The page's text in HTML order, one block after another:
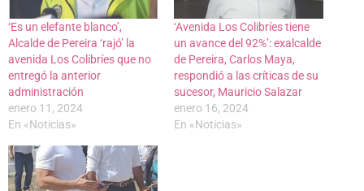
‘Es un elefante blanco’,
Alcalde de Pereira ‘rajó’ la
avenida Los Colibríes que no
entregó la anterior
administración
enero 11, 2024
En «Noticias»
‘Avenida Los Colibríes tiene
un avance del 92%’: exalcalde
de Pereira, Carlos Maya,
respondió a las críticas de su
sucesor, Mauricio Salazar
enero 16, 2024
En «Noticias»